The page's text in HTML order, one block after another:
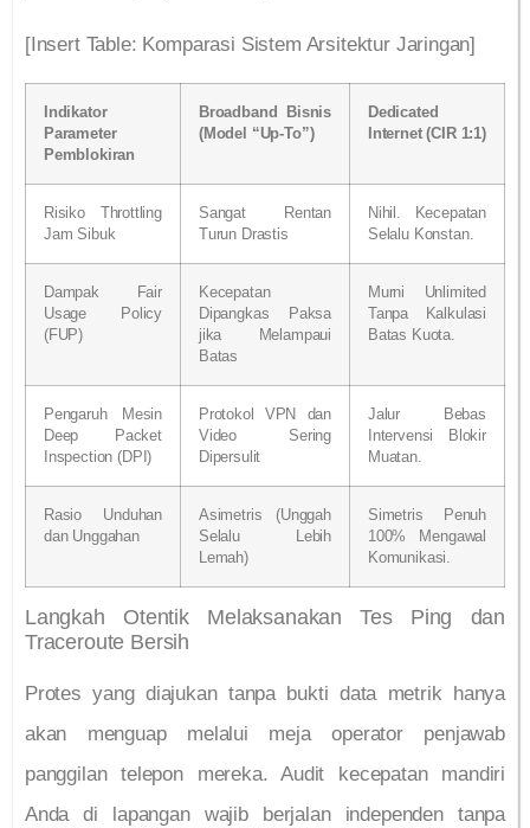
[Insert Table: Komparasi Sistem Arsitektur Jaringan]
Indikator
Parameter
Pemblokiran
Broadband Bisnis
(Model “Up-To”)
Dedicated
Internet (CIR 1:1)
Risiko Throttling
Jam Sibuk
Sangat Rentan
Turun Drastis
Nihil. Kecepatan
Selalu Konstan.
Dampak Fair
Usage Policy
(FUP)
Kecepatan
Dipangkas Paksa
jika Melampaui
Batas
Murni Unlimited
Tanpa Kalkulasi
Batas Kuota.
Pengaruh Mesin
Deep Packet
Inspection (DPI)
Protokol VPN dan
Video Sering
Dipersulit
Jalur Bebas
Intervensi Blokir
Muatan.
Rasio Unduhan
dan Unggahan
Asimetris (Unggah
Selalu Lebih
Lemah)
Simetris Penuh
100% Mengawal
Komunikasi.
Langkah Otentik Melaksanakan Tes Ping dan
Traceroute Bersih
Protes yang diajukan tanpa bukti data metrik hanya
akan menguap melalui meja operator penjawab
panggilan telepon mereka. Audit kecepatan mandiri
Anda di lapangan wajib berjalan independen tanpa